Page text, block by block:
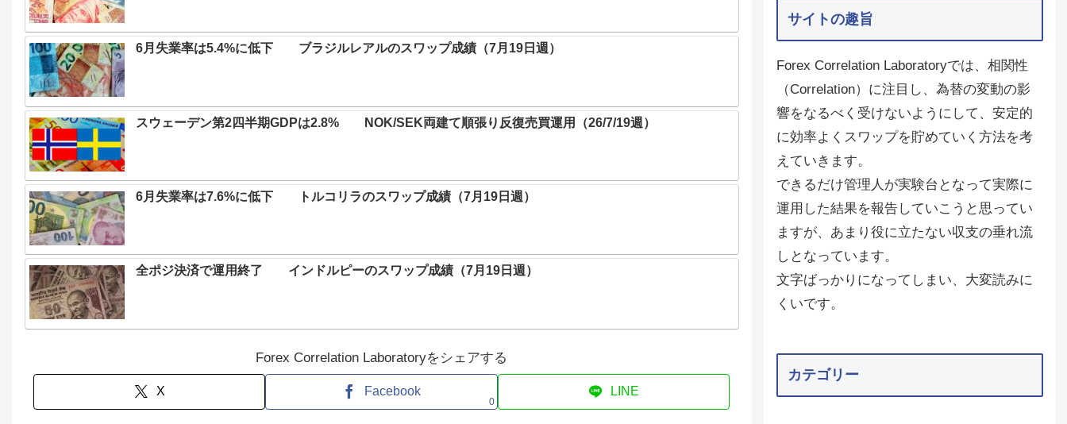
6月失業率は5.4%に低下 ブラジルレアルのスワップ成績（7月19日週）
スウェーデン第2四半期GDPは2.8% NOK/SEK両建て順張り反復売買運用（26/7/19週）
6月失業率は7.6%に低下 トルコリラのスワップ成績（7月19日週）
全ポジ決済で運用終了 インドルピーのスワップ成績（7月19日週）
Forex Correlation Laboratoryをシェアする
X Facebook
0
LINE
サイトの趣旨
Forex Correlation Laboratoryでは、相関性
（Correlation）に注目し、為替の変動の影
響をなるべく受けないようにして、安定的
に効率よくスワップを貯めていく方法を考
えていきます。
できるだけ管理人が実験台となって実際に
運用した結果を報告していこうと思ってい
ますが、あまり役に立たない収支の垂れ流
しとなっています。
文字ばっかりになってしまい、大変読みに
くいです。
カテゴリー